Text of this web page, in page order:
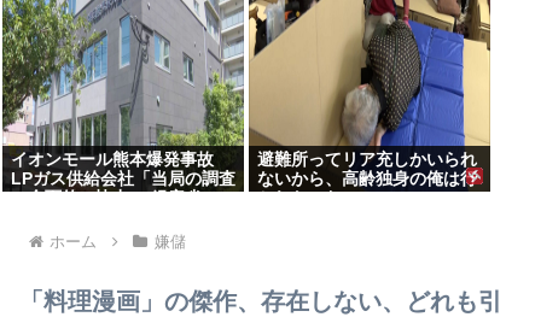
イオンモール熊本爆発事故
LPガス供給会社「当局の調査
に全面的に協力」 経産省
とする見解で一致」と発表
避難所ってリア充しかいられ
ないから、高齢独身の俺は行
かれないわ
ホーム 嫌儲
「料理漫画」の傑作、存在しない、どれも引